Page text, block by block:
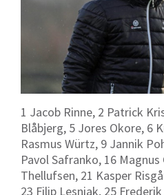
1 Jacob Rinne, 2 Patrick
Blåbjerg, 5 Jores Okore, 6
Rasmus Würtz, 9 Jannik
Pavol Safranko, 16
Thellufsen, 21 Kasper
23 Filip Lesniak, 25